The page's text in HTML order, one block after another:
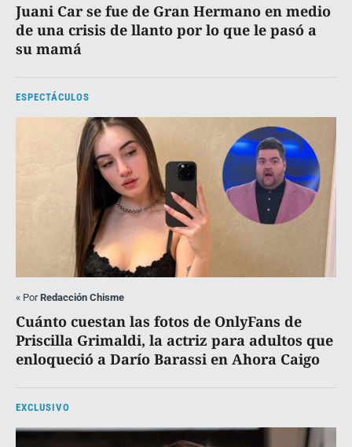
Juani Car se fue de Gran Hermano en medio
de una crisis de llanto por lo que le pasó a
su mamá
ESPECTÁCULOS
« PorRedacción Chisme
Cuánto cuestan las fotos de OnlyFans de
Priscilla Grimaldi, la actriz para adultos que
enloqueció a Darío Barassi en Ahora Caigo
EXCLUSIVO